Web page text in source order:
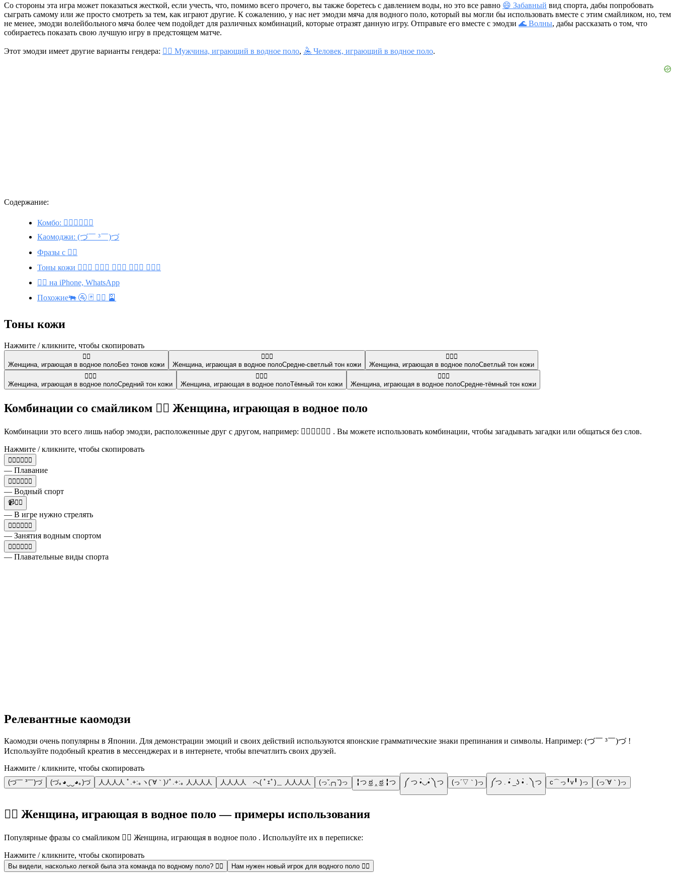
Со стороны эта игра может показаться жесткой, если учесть, что, помимо всего прочего, вы также боретесь с давлением воды, но это все равно 😄 Забавный вид спорта, дабы попробовать
сыграть самому или же просто смотреть за тем, как играют другие. К сожалению, у нас нет эмодзи мяча для водного поло, который вы могли бы использовать вместе с этим смайликом, но, тем
не менее, эмодзи волейбольного мяча более чем подойдет для различных комбинаций, которые отразят данную игру. Отправьте его вместе с эмодзи 🌊 Волны, дабы рассказать о том, что
собираетесь показать свою лучшую игру в предстоящем матче.
Этот эмодзи имеет другие варианты гендера: 🤽‍♂️ Мужчина, играющий в водное поло, 🤽 Человек, играющий в водное поло.
Содержание:
Комбо: 🤽‍♀️🏄‍♀️🏊‍♀️
Каомоджи: (づ￣ ³￣)づ
Фразы с 🤽‍♀️
Тоны кожи 🤽🏼‍♀️ 🤽🏻‍♀️ 🤽🏽‍♀️ 🤽🏿‍♀️ 🤽🏾‍♀️
🤽‍♀️ на iPhone, WhatsApp
Похожие🐃 🚰 🃏 🤽‍♂️ 🎴
Тоны кожи
Нажмите / кликните, чтобы скопировать
🤽‍♀️
Женщина, играющая в водное полоБез тонов кожи
🤽🏼‍♀️
Женщина, играющая в водное полоСредне-светлый тон кожи
🤽🏻‍♀️
Женщина, играющая в водное полоСветлый тон кожи
🤽🏽‍♀️
Женщина, играющая в водное полоСредний тон кожи
🤽🏿‍♀️
Женщина, играющая в водное полоТёмный тон кожи
🤽🏾‍♀️
Женщина, играющая в водное полоСредне-тёмный тон кожи
Комбинации со смайликом 🤽‍♀️ Женщина, играющая в водное поло
Комбинации это всего лишь набор эмодзи, расположенные друг с другом, например: 🤽‍♀️🏄‍♀️🏊‍♀️ . Вы можете использовать комбинации, чтобы загадывать загадки или общаться без слов.
Нажмите / кликните, чтобы скопировать
🤽‍♀️🏄‍♀️🏊‍♀️
— Плавание
🏊‍♂️🏄‍♂️🤽‍♀️
— Водный спорт
📹🤽‍♀️
— В игре нужно стрелять
🏊‍♂️🏄‍♂️🤽‍♀️
— Занятия водным спортом
🤽‍♀️🏄‍♀️🏊‍♀️
— Плавательные виды спорта
Релевантные каомодзи
Каомодзи очень популярны в Японии. Для демонстрации эмоций и своих действий используются японские грамматические знаки препинания и символы. Например: (づ￣ ³￣)づ !
Используйте подобный креатив в мессенджерах и в интернете, чтобы впечатлить своих друзей.
Нажмите / кликните, чтобы скопировать
(づ￣ ³￣)づ (づ｡◕‿‿◕｡)づ 人人人人 ﾟ.+:｡ヽ(´∀｀)ﾉﾟ.+:｡ 人人人人 人人人人 へ( ﾟｪﾟ)＿ 人人人人 (っ˘̩╭╮˘̩)っ ╏つ ͜ಠ ‸ ͜ಠ ╏つ ༼ つ •̀◡•́ ༽つ (っ´▽｀)っ ༼つ . •́ _ʖ •̀ . ༽つ c⌒っ╹v╹ )っ (っ´∀｀)っ
🤽‍♀️ Женщина, играющая в водное поло — примеры использования
Популярные фразы со смайликом 🤽‍♀️ Женщина, играющая в водное поло . Используйте их в переписке:
Нажмите / кликните, чтобы скопировать
Вы видели, насколько легкой была эта команда по водному поло? 🤽‍♀️ Нам нужен новый игрок для водного поло 🤽‍♀️